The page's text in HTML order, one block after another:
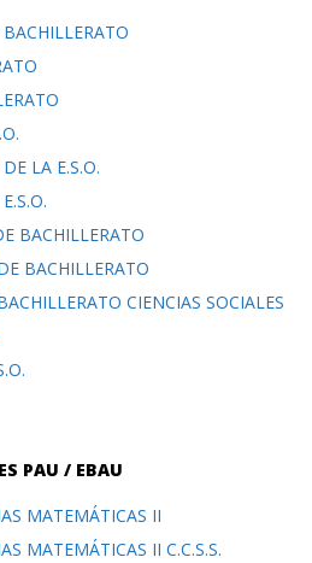
LA E.S.O.
BACHILLERATO
BACHILLERATO
CIENCIAS SOCIALES
PAU / EBAU
MATEMÁTICAS II
MATEMÁTICAS II C.C.S.S.